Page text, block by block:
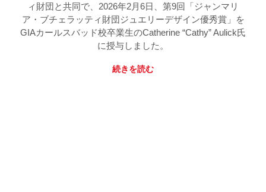
ィ財団と共同で、2026年2月6日、第9回「ジャンマリ
ア・ブチェラッティ財団ジュエリーデザイン優秀賞」を
GIAカールスバッド校卒業生のCatherine “Cathy” Aulick氏
に授与しました。
続きを読む